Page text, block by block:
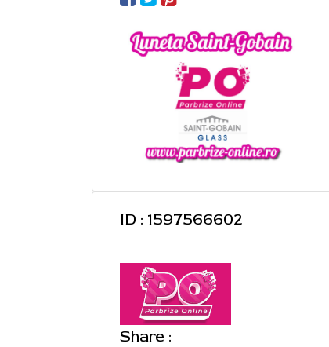
ID : 1597566602
Share :